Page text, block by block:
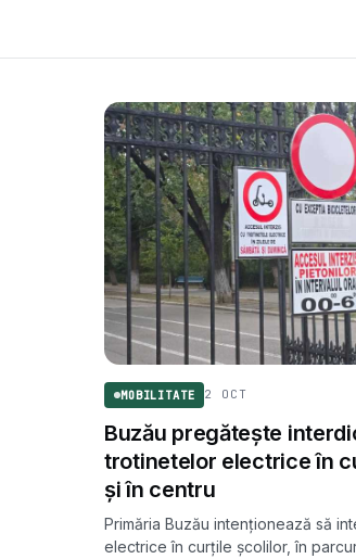
MOBILITATE 2 OCT
Buzău pregătește
trotinetelor electrice în
și în centru
Primăria Buzău intenționează să
electrice în curțile școlilor, în